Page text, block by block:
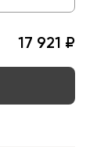
17 921 ₽